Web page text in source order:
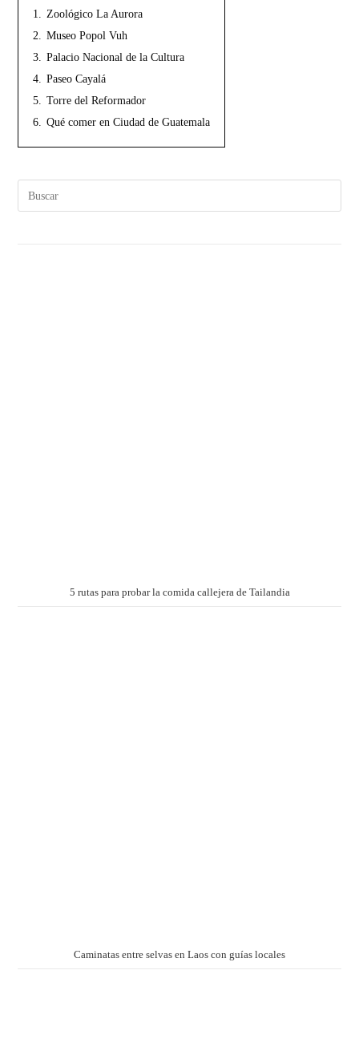
1.
Zoológico La Aurora
2.
Museo Popol Vuh
3.
Palacio Nacional de la Cultura
4.
Paseo Cayalá
5.
Torre del Reformador
6.
Qué comer en Ciudad de Guatemala
5 rutas para probar la comida callejera de Tailandia
Caminatas entre selvas en Laos con guías locales